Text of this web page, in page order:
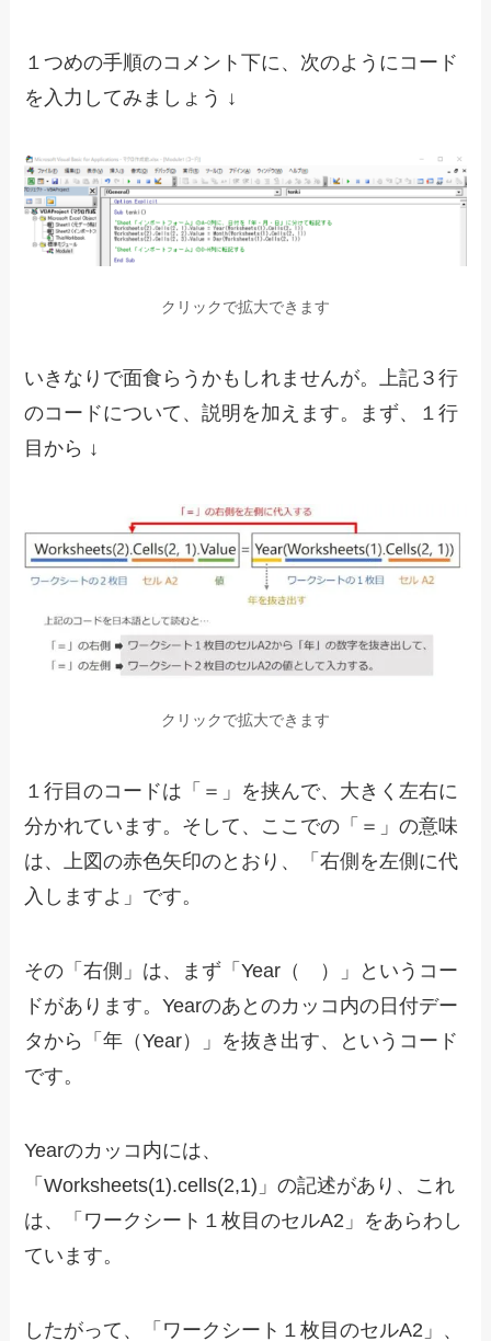
１つめの手順のコメント下に、次のようにコード
を入力してみましょう ↓
クリックで拡大できます
いきなりで面食らうかもしれませんが。上記３行
のコードについて、説明を加えます。まず、１行
目から ↓
クリックで拡大できます
１行目のコードは「＝」を挟んで、大きく左右に
分かれています。そして、ここでの「＝」の意味
は、上図の赤色矢印のとおり、「右側を左側に代
入しますよ」です。
その「右側」は、まず「Year（ ）」というコー
ドがあります。Yearのあとのカッコ内の日付デー
タから「年（Year）」を抜き出す、というコード
です。
Yearのカッコ内には、
「Worksheets(1).cells(2,1)」の記述があり、これ
は、「ワークシート１枚目のセルA2」をあらわし
ています。
したがって、「ワークシート１枚目のセルA2」、